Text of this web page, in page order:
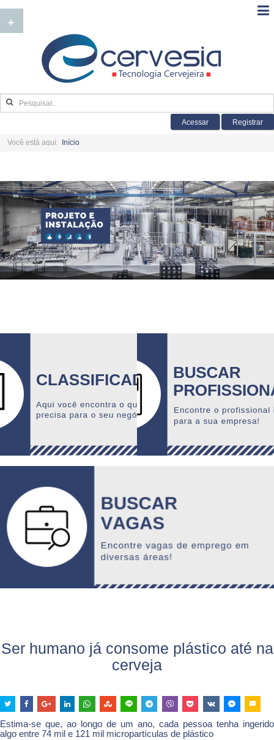
Acessar Registrar
Você está aqui: Início
Ser humano já consome plástico até na
cerveja
Estima-se que, ao longo de um ano, cada pessoa tenha ingerido
algo entre 74 mil e 121 mil micropartículas de plástico
+